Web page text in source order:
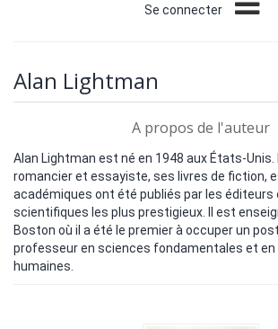
Se connecter
Alan Lightman
A propos de l'auteur
Alan Lightman est né en 1948 aux États-Unis.
romancier et essayiste, ses livres de fiction,
académiques ont été publiés par les éditeurs
scientifiques les plus prestigieux. Il est
Boston où il a été le premier à occuper un
professeur en sciences fondamentales et en
humaines.